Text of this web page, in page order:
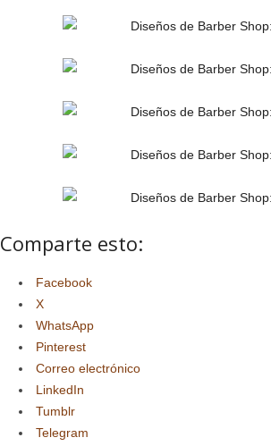
Comparte esto:
Facebook
X
WhatsApp
Pinterest
Correo electrónico
LinkedIn
Tumblr
Telegram